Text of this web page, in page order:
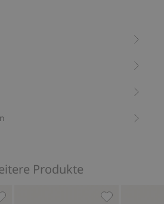
der Rückseite, der für eine
Die Größen 44/46-52/52 sind mit
Produkte